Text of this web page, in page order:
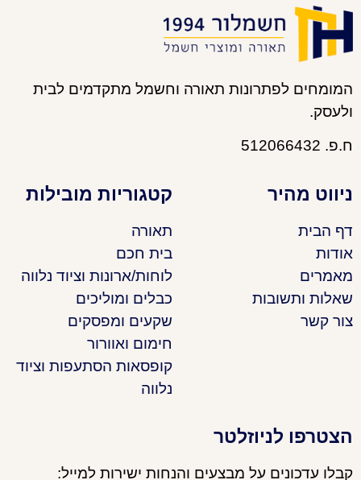
המומחים לפתרונות תאורה וחשמל מתקדמים לבית
ולעסק.
ח.פ. 512066432
ניווט מהיר
דף הבית
אודות
מאמרים
שאלות ותשובות
צור קשר
קטגוריות מובילות
תאורה
בית חכם
לוחות/ארונות וציוד נלווה
כבלים ומוליכים
שקעים ומפסקים
חימום ואוורור
קופסאות הסתעפות וציוד
נלווה
הצטרפו לניוזלטר
קבלו עדכונים על מבצעים והנחות ישירות למייל: